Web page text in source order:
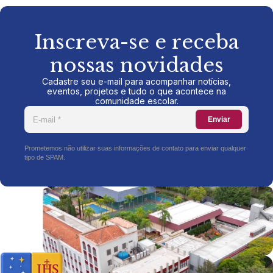
Inscreva-se e receba
nossas novidades
Cadastre seu e-mail para acompanhar notícias,
eventos, projetos e tudo o que acontece na
comunidade escolar.
Enviar
Prometemos não utilizar suas informações de contato para enviar qualquer
tipo de SPAM.